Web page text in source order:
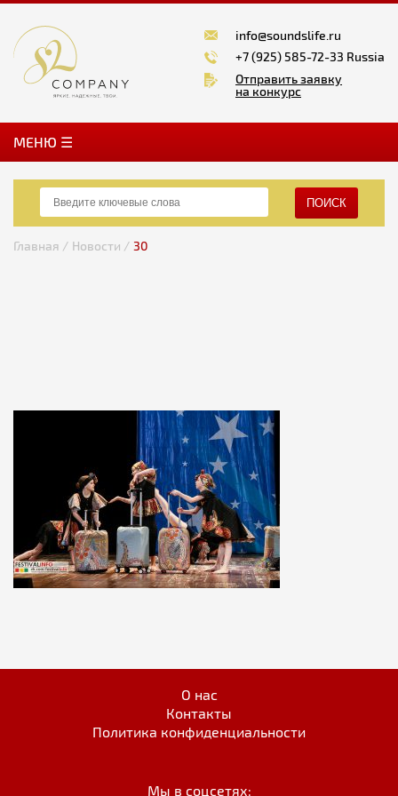
info@soundslife.ru
+7 (925) 585-72-33 Russia
Отправить заявку
на конкурс
MЕНЮ ☰
ПОИСК
Главная / Новости / 30
О нас
Контакты
Политика конфиденциальности
Мы в соцсетях: